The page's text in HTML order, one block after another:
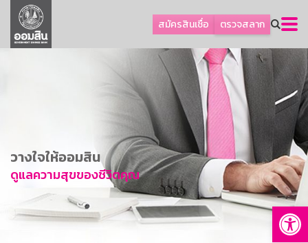
สมัครสินเชื่อ ตรวจสลาก
ลูกค้าธุรกิจ
ลูกค้าผู้ประกอบรายย่อย
การพัฒนาที่ยั่งยืน
ข่าวสาร
บริการทางการเงิน
อื่นๆ
วางใจให้ออมสิน
ดูแลความสุขของชีวิตคุณ